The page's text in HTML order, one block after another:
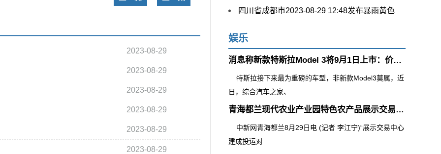
2023-08-29
2023-08-29
2023-08-29
2023-08-29
2023-08-29
2023-08-29
四川省成都市2023-08-29 12:48发布暴雨黄色预警
娱乐
消息称新款特斯拉Model 3将9月1日上市：价格定在20万元左右
特斯拉接下来最为重磅的车型，非新款Model3莫属，近
日，综合汽车之家、
青海都兰现代农业产业园特色农产品展示交易中心正式启动
中新网青海都兰8月29日电 (记者 李江宁)“展示交易中心
建成投运对